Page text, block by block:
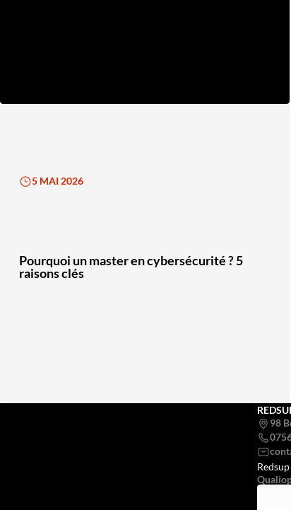
5 MAI 2026
Pourquoi un master en cybersécurité ? 5
raisons clés
98